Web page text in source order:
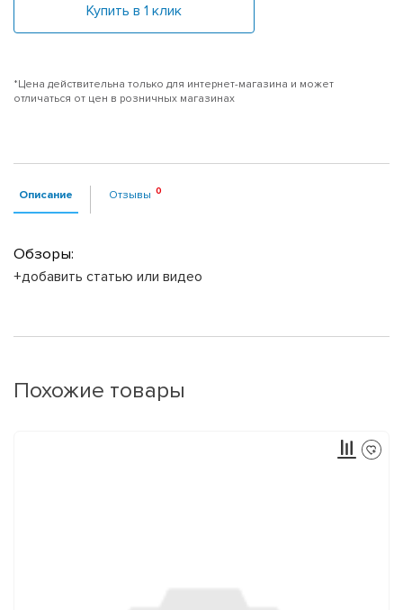
Купить в 1 клик
*Цена действительна только для интернет-магазина и может
отличаться от цен в розничных магазинах
Описание Отзывы
Обзоры:
+добавить статью или видео
Похожие товары